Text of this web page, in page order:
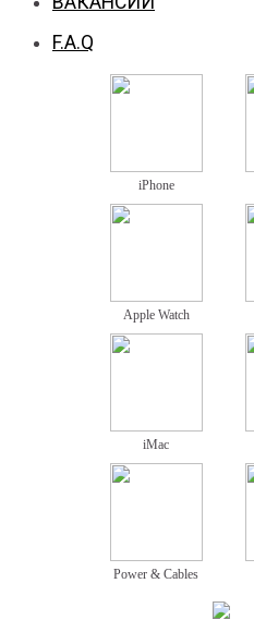
F.A.Q
iPhone
Apple Watch
iMac
Power & Cables